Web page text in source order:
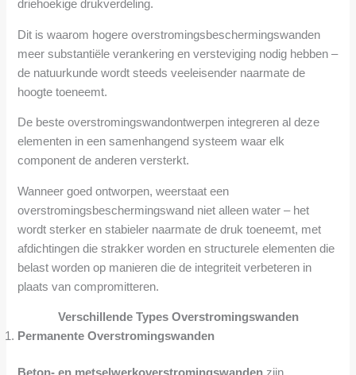
driehoekige drukverdeling.
Dit is waarom hogere overstromingsbeschermingswanden
meer substantiële verankering en versteviging nodig hebben –
de natuurkunde wordt steeds veeleisender naarmate de
hoogte toeneemt.
De beste overstromingswandontwerpen integreren al deze
elementen in een samenhangend systeem waar elk
component de anderen versterkt.
Wanneer goed ontworpen, weerstaat een
overstromingsbeschermingswand niet alleen water – het
wordt sterker en stabieler naarmate de druk toeneemt, met
afdichtingen die strakker worden en structurele elementen die
belast worden op manieren die de integriteit verbeteren in
plaats van compromitteren.
Verschillende Types Overstromingswanden
Permanente Overstromingswanden